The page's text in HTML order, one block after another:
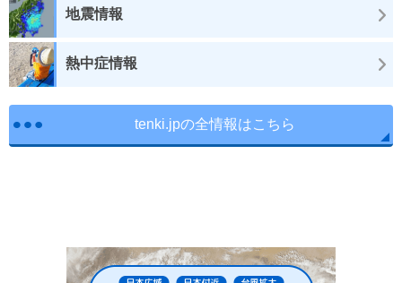
地震情報
熱中症情報
tenki.jpの全情報はこちら